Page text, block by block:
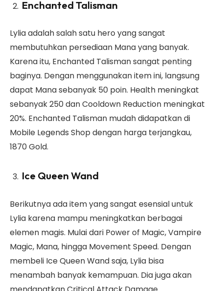
Enchanted Talisman
Lylia adalah salah satu hero yang sangat
membutuhkan persediaan Mana yang banyak.
Karena itu, Enchanted Talisman sangat penting
baginya. Dengan menggunakan item ini, langsung
dapat Mana sebanyak 50 poin. Health meningkat
sebanyak 250 dan Cooldown Reduction meningkat
20%. Enchanted Talisman mudah didapatkan di
Mobile Legends Shop dengan harga terjangkau,
1870 Gold.
Ice Queen Wand
Berikutnya ada item yang sangat esensial untuk
Lylia karena mampu meningkatkan berbagai
elemen magis. Mulai dari Power of Magic, Vampire
Magic, Mana, hingga Movement Speed. Dengan
membeli Ice Queen Wand saja, Lylia bisa
menambah banyak kemampuan. Dia juga akan